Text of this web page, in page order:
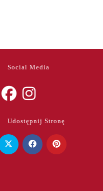
Social Media
a
new
in
a
new
Udostępnij Stronę